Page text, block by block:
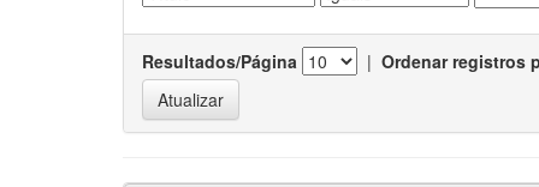
Resultados/Página | Ordenar registros